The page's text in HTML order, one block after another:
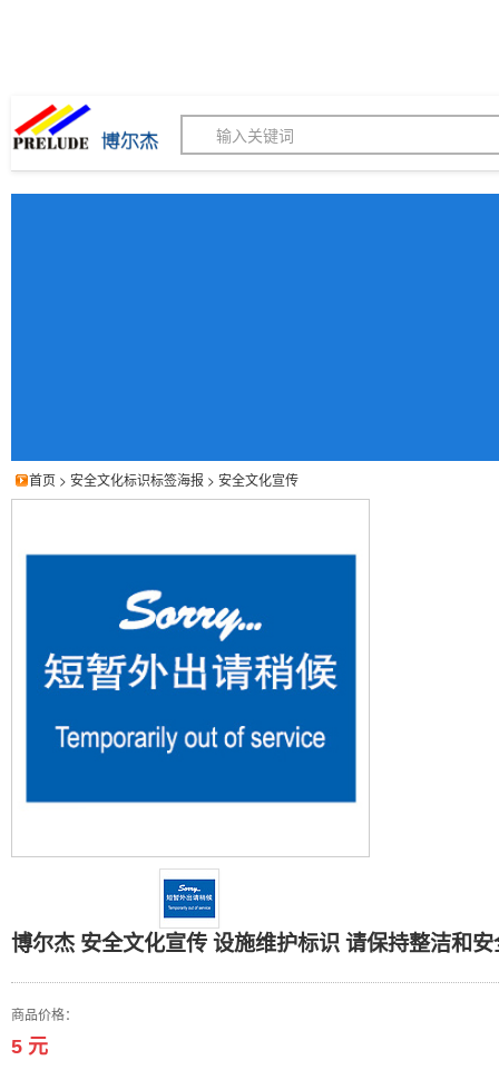
博尔杰PTS - 工业标识解
首页 > 安全文化标识标签海报 > 安全文化宣传
博尔杰 安全文化宣传 设
博尔杰 安全文化宣传 设施维护标识 请保持整洁和
商品价格：
5 元